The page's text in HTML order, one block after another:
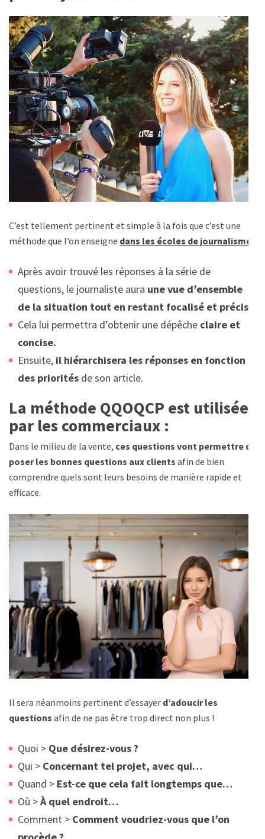
C’est tellement pertinent et simple à la fois que c’est une
méthode que l’on enseigne dans les écoles de journalisme.
Après avoir trouvé les réponses à la série de
questions, le journaliste aura une vue d’ensemble
de la situation tout en restant focalisé et précis.
Cela lui permettra d’obtenir une dépêche claire et
concise.
Ensuite, il hiérarchisera les réponses en fonction
des priorités de son article.
La méthode QQOQCP est utilisée
par les commerciaux :
Dans le milieu de la vente, ces questions vont permettre de
poser les bonnes questions aux clients afin de bien
comprendre quels sont leurs besoins de manière rapide et
efficace.
Il sera néanmoins pertinent d’essayer d’adoucir les
questions afin de ne pas être trop direct non plus !
Quoi > Que désirez-vous ?
Qui > Concernant tel projet, avec qui…
Quand > Est-ce que cela fait longtemps que…
Où >À quel endroit…
Comment > Comment voudriez-vous que l’on